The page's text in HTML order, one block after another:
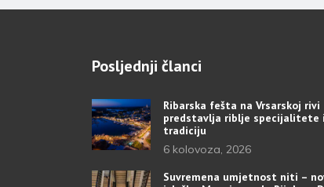
Posljednji članci
Ribarska fešta na Vrsarskoj rivi
predstavlja riblje specijalitete i
tradiciju
6 kolovoza, 2026
Suvremena umjetnost niti –